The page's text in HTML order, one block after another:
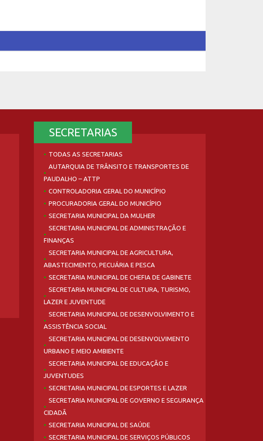
SECRETARIAS
TODAS AS SECRETARIAS
AUTARQUIA DE TRÂNSITO E TRANSPORTES DE
PAUDALHO – ATTP
CONTROLADORIA GERAL DO MUNICÍPIO
PROCURADORIA GERAL DO MUNICÍPIO
SECRETARIA MUNICIPAL DA MULHER
SECRETARIA MUNICIPAL DE ADMINISTRAÇÃO E
FINANÇAS
SECRETARIA MUNICIPAL DE AGRICULTURA,
ABASTECIMENTO, PECUÁRIA E PESCA
SECRETARIA MUNICIPAL DE CHEFIA DE GABINETE
SECRETARIA MUNICIPAL DE CULTURA, TURISMO,
LAZER E JUVENTUDE
SECRETARIA MUNICIPAL DE DESENVOLVIMENTO E
ASSISTÊNCIA SOCIAL
SECRETARIA MUNICIPAL DE DESENVOLVIMENTO
URBANO E MEIO AMBIENTE
SECRETARIA MUNICIPAL DE EDUCAÇÃO E
JUVENTUDES
SECRETARIA MUNICIPAL DE ESPORTES E LAZER
SECRETARIA MUNICIPAL DE GOVERNO E SEGURANÇA
CIDADÃ
SECRETARIA MUNICIPAL DE SAÚDE
SECRETARIA MUNICIPAL DE SERVIÇOS PÚBLICOS